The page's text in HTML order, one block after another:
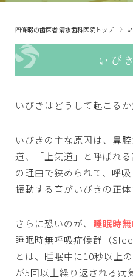
四條畷の歯医者 清水歯科医院トップ
いび
いびきはどうして起こる
いびきの主な原因は、鼻
道、「上気道」と呼ばれ
の理由で狭められて、呼
振動する音がいびきの正体
さらに恐いのが、 睡眠時
睡眠時無呼吸症候群（
とは、睡眠中に10秒以上
が5回以上繰り返される病